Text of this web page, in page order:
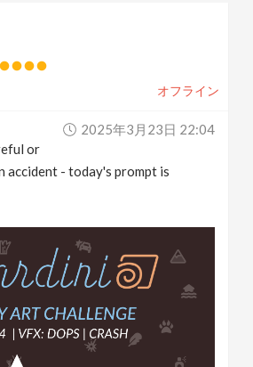
オフライン
2025年3月23日 22:04
or
accident - today's prompt is